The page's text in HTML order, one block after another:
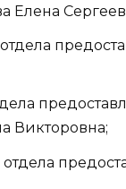
Елена
Викторовна;